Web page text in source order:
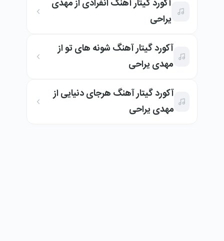
آکورد گیتار آهنگ انفرادی از مهدی
یراحی
آکورد گیتار آهنگ شونه های تو از
مهدی یراحی
آکورد گیتار آهنگ هرجای دنیایی از
مهدی یراحی